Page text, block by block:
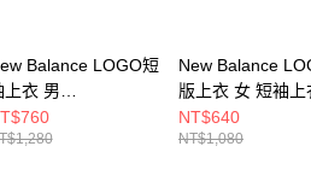
Balance LOGO短
上衣 男
F
New Balance
版上衣 女 短袖上
WT53526GAS-F
NT$640
NT$1,080